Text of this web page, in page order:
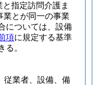
指定訪問介護ま
業とが同一の事業
については、設備
項に規定する基準
る。
従業者、設備、備